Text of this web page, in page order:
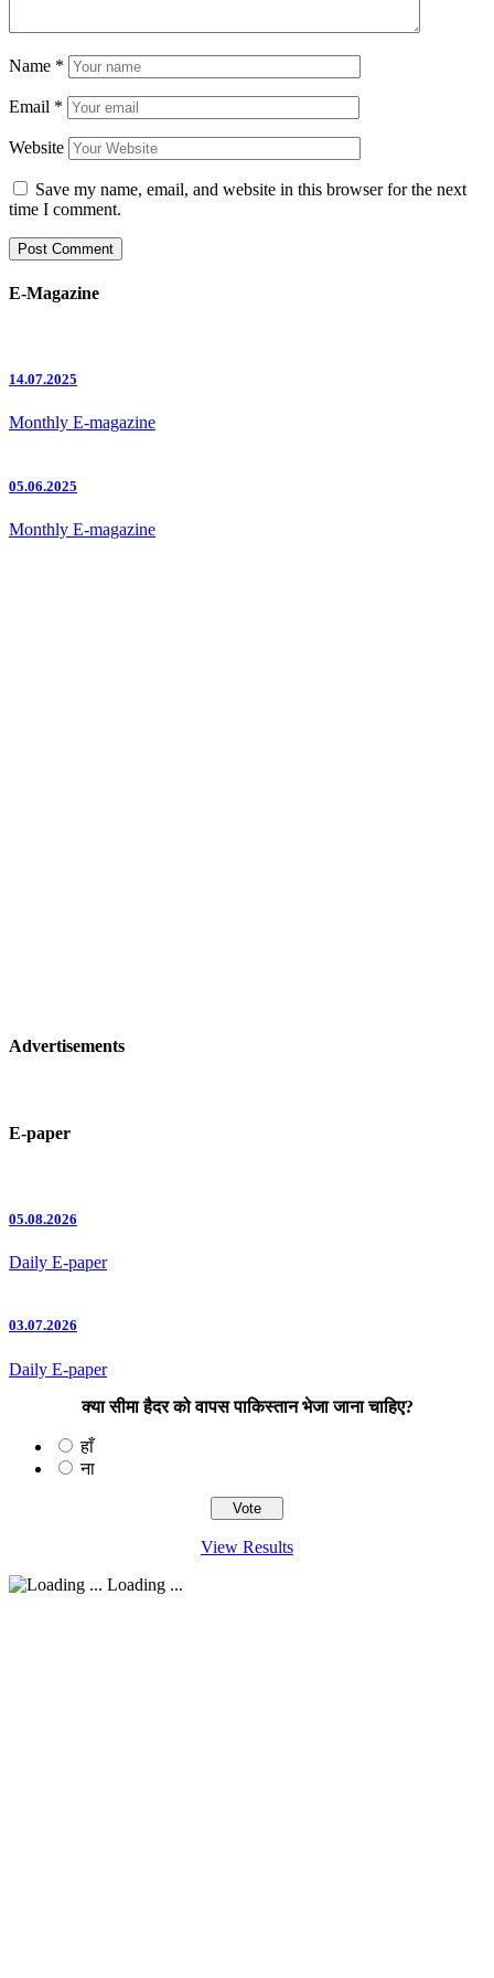
Name *
Email *
Website
Save my name, email, and website in this browser for the next
time I comment.
E-Magazine
14.07.2025
Monthly E-magazine
05.06.2025
Monthly E-magazine
Advertisements
E-paper
05.08.2026
Daily E-paper
03.07.2026
Daily E-paper
क्या सीमा हैदर को वापस पाकिस्तान भेजा जाना चाहिए?
हाँ
ना
View Results
Loading ...